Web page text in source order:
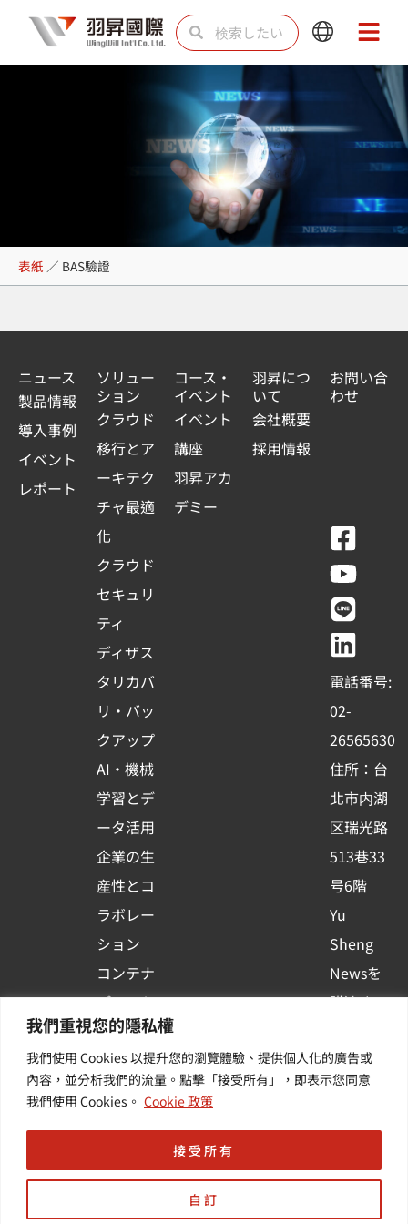
我們重視您的隱私權
我們使用 Cookies 以提升您的瀏覽體驗、提供個人化的廣告或
內容，並分析我們的流量。點擊「接受所有」，即表示您同意
我們使用 Cookies。 Cookie 政策
自訂
接受所有
を
検
索 索
Main
Menu
Main
Menu
BAS驗證
表紙 ／ BAS驗證
ニュース
製品情報
導入事例
イベント
レポート
ソリュー
ション
クラウド
移行とア
ーキテク
チャ最適
化
クラウド
セキュリ
ティ
ディザス
タリカバ
リ・バッ
クアップ
AI・機械
学習とデ
ータ活用
企業の生
産性とコ
ラボレー
ション
コンテナ
プラット
フォーム
活用
その他・
コース・
イベント
イベント
講座
羽昇アカ
デミー
羽昇につ
いて
会社概要
採用情報
お問い合
わせ
F
a
c
e
b
o
o
k
-
s
q
u
a
r
e
Y
o
u
t
u
b
e
L
i
n
e
L
i
n
k
e
d
i
n
電話番号:
02-
26565630
住所：台
北市内湖
区瑞光路
513巷33
号6階
Yu
Sheng
Newsを
購読する
イベント
や業界情